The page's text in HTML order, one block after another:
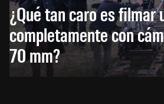
¿Qué tan caro es filmar
completamente con
70 mm?